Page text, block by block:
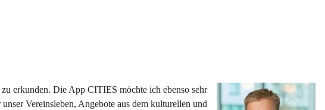
erkunden. Die App CITIES möchte ich ebenso sehr
Vereinsleben, Angebote aus dem kulturellen und